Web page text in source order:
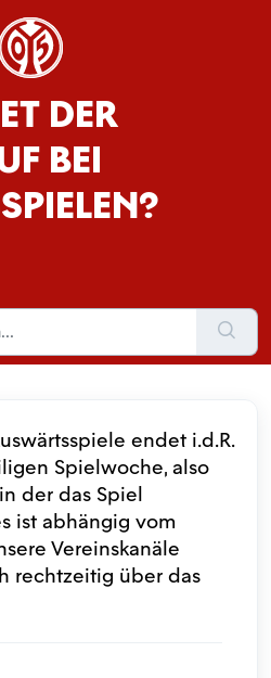
DER
BEI
endet i.d.R.
Spielwoche, also
der das Spiel
ist abhängig vom
Vereinskanäle
rechtzeitig über das